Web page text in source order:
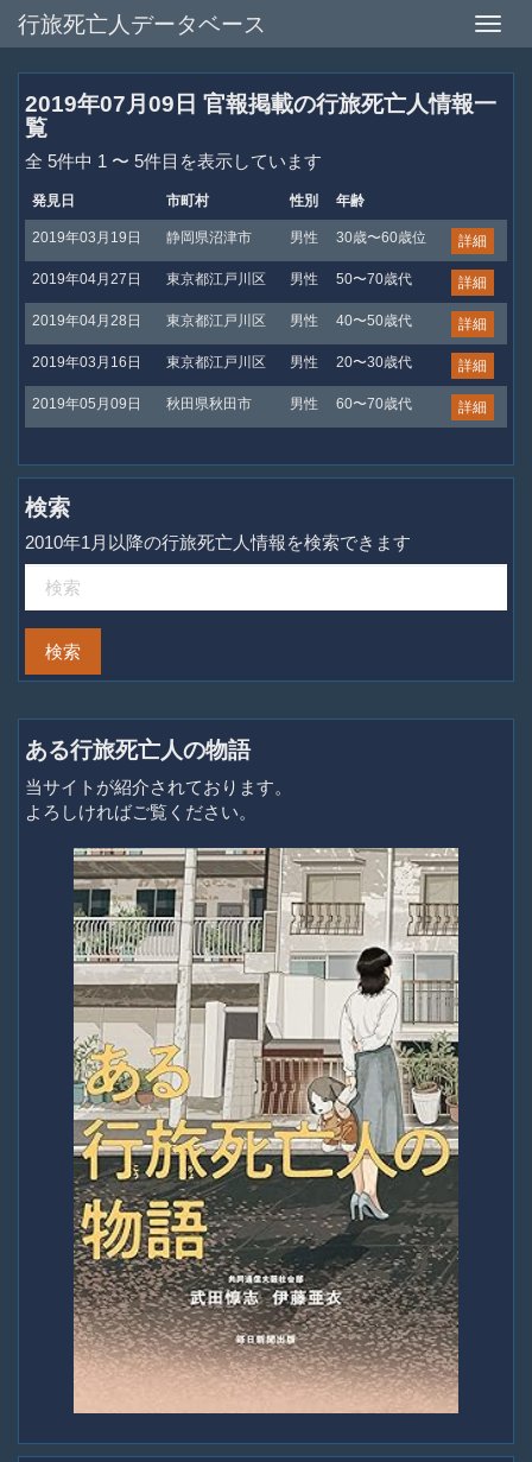
Toggle
行旅死亡人データベース
2019年07月09日 官報掲載の行旅死亡人情報一
覧
全 5件中 1 〜 5件目を表示しています
発見日 市町村 性別 年齢
2019年03月19日 静岡県沼津市 男性 30歳〜60歳位 詳細
2019年04月27日 東京都江戸川区 男性 50〜70歳代 詳細
2019年04月28日 東京都江戸川区 男性 40〜50歳代 詳細
2019年03月16日 東京都江戸川区 男性 20〜30歳代 詳細
2019年05月09日 秋田県秋田市 男性 60〜70歳代 詳細
検索
2010年1月以降の行旅死亡人情報を検索できます
ある行旅死亡人の物語
当サイトが紹介されております。
よろしければご覧ください。